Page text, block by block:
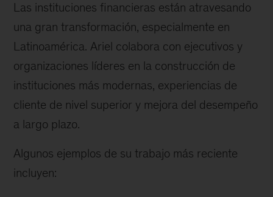
Las instituciones financieras están atravesando
una gran transformación, especialmente en
Latinoamérica. Ariel colabora con ejecutivos y
organizaciones líderes en la construcción de
instituciones más modernas, experiencias de
cliente de nivel superior y mejora del desempeño
a largo plazo.
Algunos ejemplos de su trabajo más reciente
incluyen: